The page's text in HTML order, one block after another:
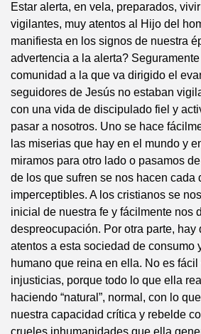
Estar alerta, en vela, preparados,
vigilantes, muy atentos al Hijo del
manifiesta en los signos de nuestra
advertencia a la alerta?
comunidad a la que va dirigido el
seguidores de Jesús no estaban
con una vida de discipulado fiel y
pasar a nosotros. Uno se hace
las miserias que hay en el mundo y
miramos para otro lado o pasamos
de los que sufren se nos hacen cada
imperceptibles. A los cristianos se
inicial de nuestra fe y fácilmente nos
despreocupación. Por otra parte, hay
atentos a esta sociedad de consumo
humano que reina en ella. No es
injusticias, porque todo lo que ella
haciendo “natural”, normal, con lo
nuestra capacidad crítica y rebelde
crueles inhumanidades que ella